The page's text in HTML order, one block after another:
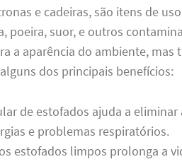
e cadeiras, são itens de
poeira, suor, e outros
a aparência do ambiente, mas
dos principais benefícios:
de estofados ajuda a eliminar
e problemas respiratórios.
estofados limpos prolonga a